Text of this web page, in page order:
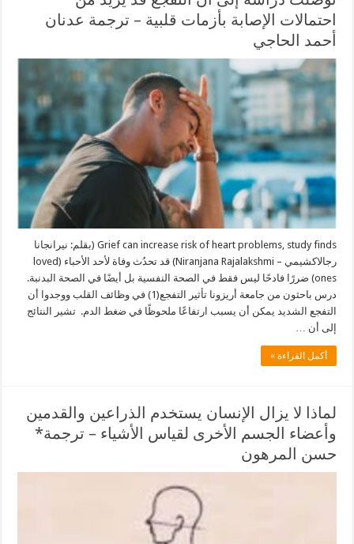
احتمالات الإصابة بأزمات قلبية – ترجمة عدنان
أحمد الحاجي
Grief can increase risk of heart problems, study finds (بقلم: نيرانجانا
رجالاكشيمي – Niranjana Rajalakshmi) قد تحدُث وفاة لأحد الأحباء (loved
ones) ضررًا فادحًا ليس فقط في الصحة النفسية بل أيضًا في الصحة البدنبة.
درس باحثون من جامعة أريزونا تأثير التفجع(1) في وظائف القلب ووجدوا أن
التفجع الشديد يمكن أن يسبب ارتفاعًا ملحوظًا في ضغط الدم. تشير النتائج
إلى أن …
أكمل القراءة »
لماذا لا يزال الإنسان يستخدم الذراعين والقدمين
وأعضاء الجسم الأخرى لقياس الأشياء – ترجمة*
حسن المرهون